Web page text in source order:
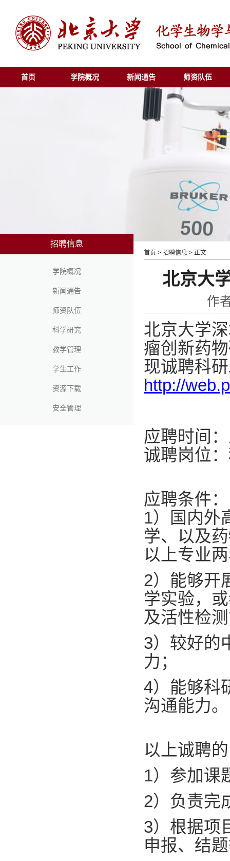
首页 学院概况 新闻通告 师资队伍
招聘信息
学院概况
新闻通告
师资队伍
科学研究
教学管理
学生工作
资源下载
安全管理
首页 > 招聘信息 > 正文
北京大
作
北京大学
瘤创新药
现诚聘科
http://
应聘时间
诚聘岗位
应聘条件：
1）国内外
学、以及
以上专业
2）能够开
学实验，
及活性检
3）较好的
力；
4）能够科
沟通能力。
以上诚聘
1）参加课
2）负责完
3）根据项
申报、结